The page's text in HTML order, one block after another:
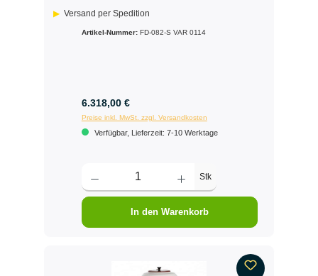
Versand per Spedition
Artikel-Nummer: FD-082-S VAR 0114
6.318,00 €
Preise inkl. MwSt. zzgl. Versandkosten
Verfügbar, Lieferzeit: 7-10 Werktage
Stk
In den Warenkorb